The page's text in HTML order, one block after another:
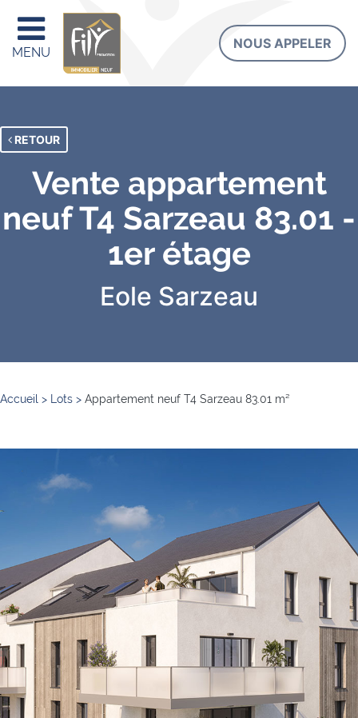
MENU
NOUS APPELER
RETOUR
Vente appartement
neuf T4 Sarzeau 83.01 -
1er étage
Eole Sarzeau
Accueil > Lots > Appartement neuf T4 Sarzeau 83.01 m²